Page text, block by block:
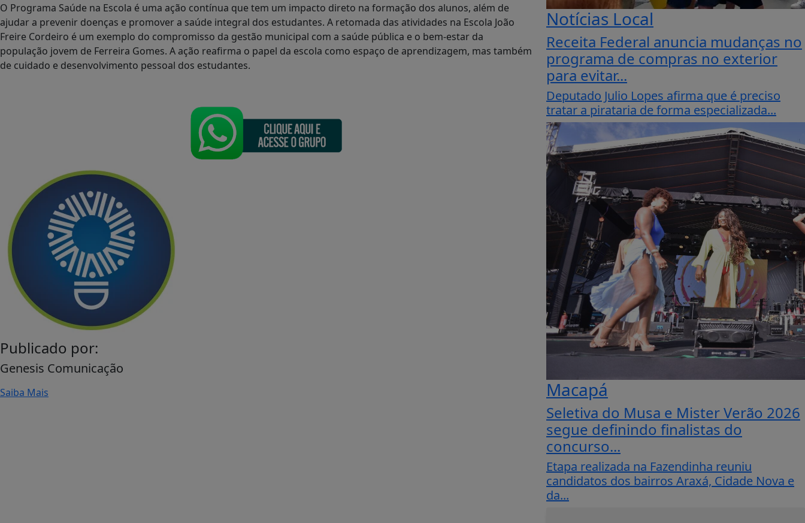
O Programa Saúde na Escola é uma ação contínua que tem um impacto direto na formação dos alunos, além de
ajudar a prevenir doenças e promover a saúde integral dos estudantes. A retomada das atividades na Escola João
Freire Cordeiro é um exemplo do compromisso da gestão municipal com a saúde pública e o bem-estar da
população jovem de Ferreira Gomes. A ação reafirma o papel da escola como espaço de aprendizagem, mas também
de cuidado e desenvolvimento pessoal dos estudantes.
Publicado por:
Genesis Comunicação
Saiba Mais
Notícias Local
Receita Federal anuncia mudanças no
programa de compras no exterior
para evitar...
Deputado Julio Lopes afirma que é preciso
tratar a pirataria de forma especializada...
Macapá
Seletiva do Musa e Mister Verão 2026
segue definindo finalistas do
concurso...
Etapa realizada na Fazendinha reuniu
candidatos dos bairros Araxá, Cidade Nova e
da...